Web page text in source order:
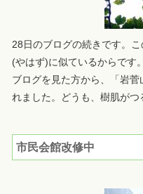
28日のブログの続きです。
(やはず)に似ているからです
ブログを見た方から、「岩菅
れました。どうも、樹肌がつ
市民会館改修中